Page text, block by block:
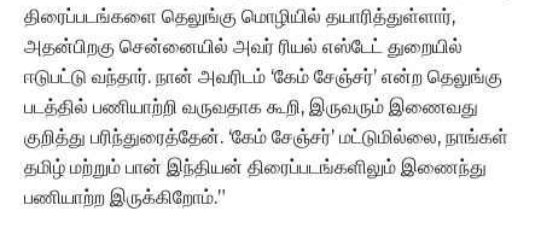
திரைப்படங்களை தெலுங்கு மொழியில் தயாரித்துள்ளார்,
அதன்பிறகு சென்னையில் அவர் ரியல் எஸ்டேட் துறையில்
ஈடுபட்டு வந்தார். நான் அவரிடம் ‘கேம் சேஞ்சர்’ என்ற தெலுங்கு
படத்தில் பணியாற்றி வருவதாக கூறி, இருவரும் இணைவது
குறித்து பரிந்துரைத்தேன். ‘கேம் சேஞ்சர்’ மட்டுமில்லை, நாங்கள்
தமிழ் மற்றும் பான் இந்தியன் திரைப்படங்களிலும் இணைந்து
பணியாற்ற இருக்கிறோம்.”